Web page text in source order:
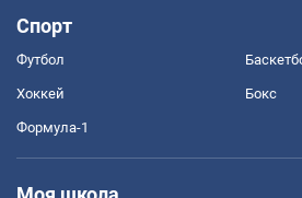
Спорт
Футбол
Хоккей Бокс
Формула-1